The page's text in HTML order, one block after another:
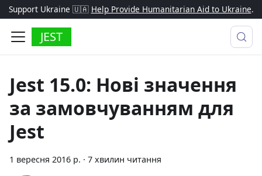
Support Ukraine 🇺🇦 Help Provide Humanitarian Aid to Ukraine.
JEST
Jest 15.0: Нові значення
за замовчуванням для
Jest
1 вересня 2016 р. · 7 хвилин читання